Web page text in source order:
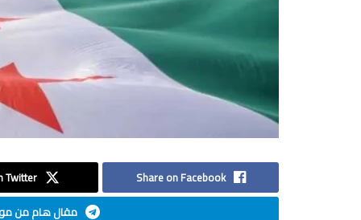
Share on Facebook
Twitter
مقال هام من